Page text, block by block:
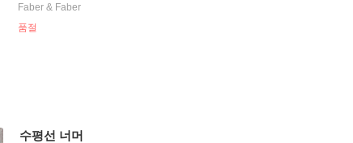
Faber & Faber
품절
수평선 너머